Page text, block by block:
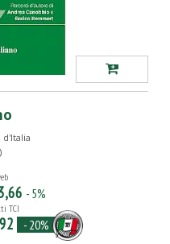
d'Italia
- 5%
TCI
- 20%